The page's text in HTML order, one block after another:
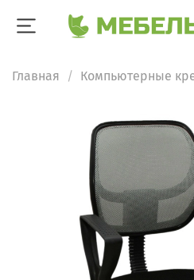
Главная Компьютерные